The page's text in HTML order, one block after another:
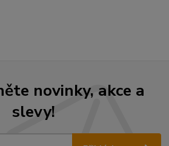
novinky, akce a
slevy!